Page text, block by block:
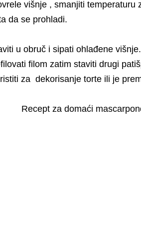
višnje , smanjiti
da se prohladi.
u obruč i sipati ohlađene
filom zatim staviti drugi
za dekorisanje torte ili je
Recept za domaći